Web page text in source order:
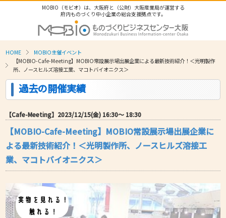
MOBIO（モビオ）は、大阪府と（公財）大阪産業局が運営する
府内ものづくり中小企業の総合支援拠点です。
HOME
MOBIO主催イベント
【MOBIO-Cafe-Meeting】MOBIO常設展示場出展企業による最新技術紹介！＜光明製作
所、ノースヒルズ溶接工業、マコトバイオニクス＞
過去の開催実績
【Cafe-Meeting】2023/12/15(金) 16:30〜 18:30
【MOBIO-Cafe-Meeting】MOBIO常設展示場出展企業に
よる最新技術紹介！＜光明製作所、ノースヒルズ溶接工
業、マコトバイオニクス＞